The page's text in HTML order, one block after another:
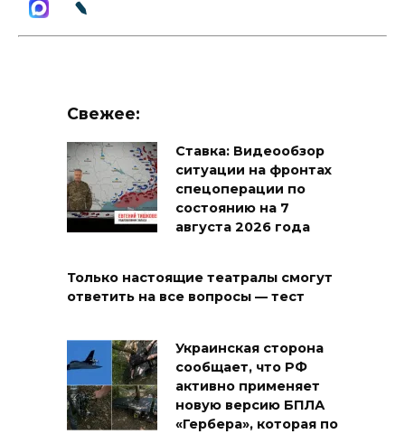
Свежее:
Ставка: Видеообзор
ситуации на фронтах
спецоперации по
состоянию на 7
августа 2026 года
Только настоящие театралы смогут
ответить на все вопросы — тест
Украинская сторона
сообщает, что РФ
активно применяет
новую версию БПЛА
«Гербера», которая по